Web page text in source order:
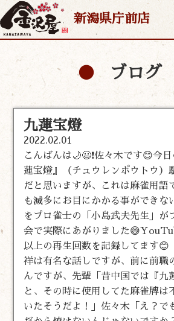
新潟県庁前店
ブログ
九蓮宝燈
2022.02.01
こんばんは🌙😃❗佐々木です😊今
蓮宝燈』（チュウレンポウトウ）
だと思いますが、これは麻雀用語
も滅多にお目にかかる事ができな
をプロ雀士の「小島武夫先生」が
会で実際にあがりました
以上の再生回数を記録してます😊
祥は有名な話しですが、前に前職
んですが、先輩「昔中国では『九
と、その時に使用してた麻雀牌は
いたそうだよ！」佐々木「え？で